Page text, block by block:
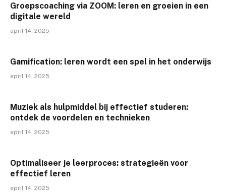
Groepscoaching via ZOOM: leren en groeien in een
digitale wereld
april 14, 2025
Gamification: leren wordt een spel in het onderwijs
april 14, 2025
Muziek als hulpmiddel bij effectief studeren:
ontdek de voordelen en technieken
april 14, 2025
Optimaliseer je leerproces: strategieën voor
effectief leren
april 14, 2025